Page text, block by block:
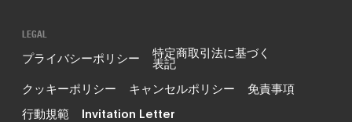
LEGAL
プライバシーポリシー 特定商取引法に基づく
表記
クッキーポリシー
キャンセルポリシー
免責事項
行動規範
Invitation Letter